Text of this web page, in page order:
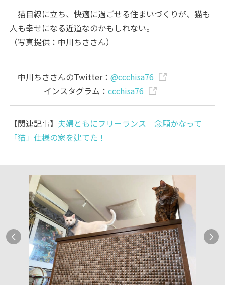
猫目線に立ち、快適に過ごせる住まいづくりが、猫も
人も幸せになる近道なのかもしれない。
（写真提供：中川ちささん）
中川ちささんのTwitter：@ccchisa76
インスタグラム：ccchisa76
【関連記事】 夫婦ともにフリーランス 念願かなって
「猫」仕様の家を建てた！